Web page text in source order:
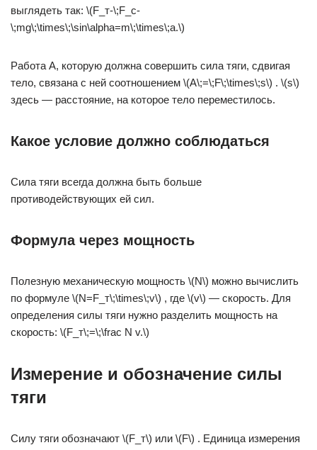
выглядеть так: \(F_т-\;F_с-
\;mg\;\times\;\sin\alpha=m\;\times\;a.\)
Работа A, которую должна совершить сила тяги, сдвигая
тело, связана с ней соотношением \(A\;=\;F\;\times\;s\) . \(s\)
здесь — расстояние, на которое тело переместилось.
Какое условие должно соблюдаться
Сила тяги всегда должна быть больше
противодействующих ей сил.
Формула через мощность
Полезную механическую мощность \(N\) можно вычислить
по формуле \(N=F_т\;\times\;v\) , где \(v\) — скорость. Для
определения силы тяги нужно разделить мощность на
скорость: \(F_т\;=\;\frac N v.\)
Измерение и обозначение силы
тяги
Силу тяги обозначают \(F_т\) или \(F\) . Единица измерения